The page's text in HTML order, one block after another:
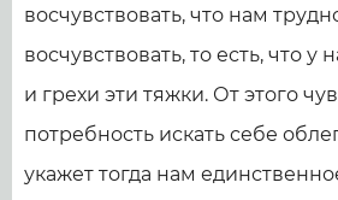
восчувствовать, что нам
восчувствовать, то есть, что у
и грехи эти тяжки. От этого
потребность искать себе
укажет тогда нам